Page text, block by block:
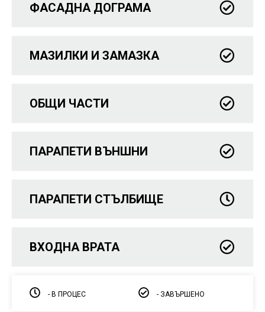
ФАСАДНА ДОГРАМА
МАЗИЛКИ И ЗАМАЗКА
ОБЩИ ЧАСТИ
ПАРАПЕТИ ВЪНШНИ
ПАРАПЕТИ СТЪЛБИЩЕ
ВХОДНА ВРАТА
- В ПРОЦЕС - ЗАВЪРШЕНО